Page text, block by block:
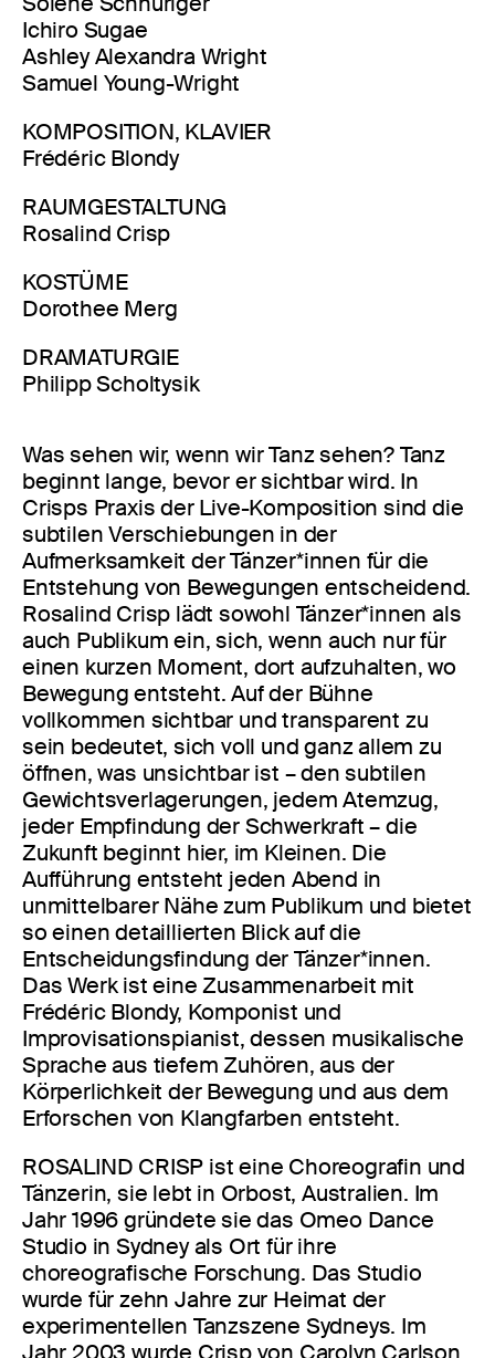
Ichiro Sugae
Ashley Alexandra Wright
Samuel Young-Wright
KOMPOSITION, KLAVIER
Frédéric Blondy
RAUMGESTALTUNG
Rosalind Crisp
KOSTÜME
Dorothee Merg
DRAMATURGIE
Philipp Scholtysik
Was sehen wir, wenn wir Tanz sehen? Tanz
beginnt lange, bevor er sichtbar wird. In
Crisps Praxis der Live-Komposition sind die
subtilen Verschiebungen in der
Aufmerksamkeit der Tänzer*innen für die
Entstehung von Bewegungen entscheidend.
Rosalind Crisp lädt sowohl Tänzer*innen als
auch Publikum ein, sich, wenn auch nur für
einen kurzen Moment, dort aufzuhalten, wo
Bewegung entsteht. Auf der Bühne
vollkommen sichtbar und transparent zu
sein bedeutet, sich voll und ganz allem zu
öffnen, was unsichtbar ist – den subtilen
Gewichtsverlagerungen, jedem Atemzug,
jeder Empfindung der Schwerkraft – die
Zukunft beginnt hier, im Kleinen. Die
Aufführung entsteht jeden Abend in
unmittelbarer Nähe zum Publikum und bietet
so einen detaillierten Blick auf die
Entscheidungsfindung der Tänzer*innen.
Das Werk ist eine Zusammenarbeit mit
Frédéric Blondy, Komponist und
Improvisationspianist, dessen musikalische
Sprache aus tiefem Zuhören, aus der
Körperlichkeit der Bewegung und aus dem
Erforschen von Klangfarben entsteht.
ROSALIND CRISP ist eine Choreografin und
Tänzerin, sie lebt in Orbost, Australien. Im
Jahr 1996 gründete sie das Omeo Dance
Studio in Sydney als Ort für ihre
choreografische Forschung. Das Studio
wurde für zehn Jahre zur Heimat der
experimentellen Tanzszene Sydneys. Im